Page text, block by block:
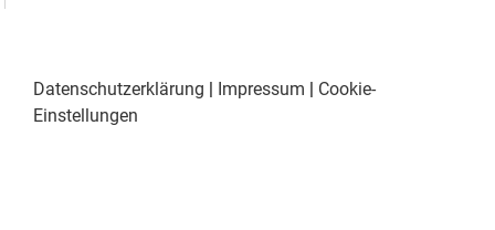
Datenschutzerklärung Impressum
Cookie-
Einstellungen